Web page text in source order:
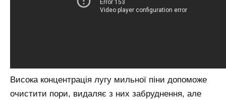
Висока концентрація лугу мильної піни допоможе
очистити пори, видаляє з них забруднення, але